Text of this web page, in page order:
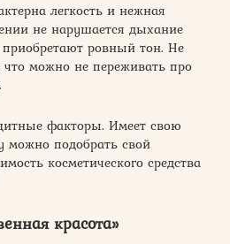
легкость и нежная
не нарушается дыхание
ровный тон. Не
можно не переживать про
факторы. Имеет свою
можно подобрать свой
косметического средства
красота»